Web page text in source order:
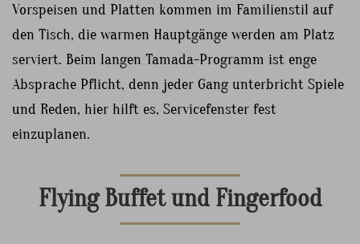
Vorspeisen und Platten kommen im Familienstil auf
den Tisch, die warmen Hauptgänge werden am Platz
serviert. Beim langen Tamada-Programm ist enge
Absprache Pflicht, denn jeder Gang unterbricht Spiele
und Reden, hier hilft es, Servicefenster fest
einzuplanen.
Flying Buffet und Fingerfood